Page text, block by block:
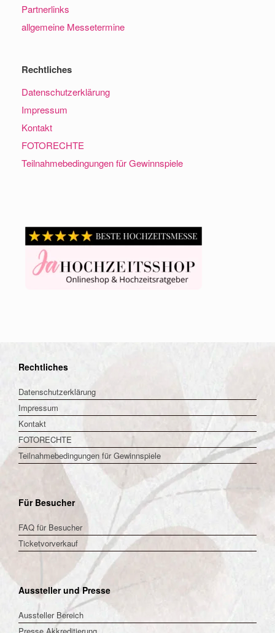
Partnerlinks
allgemeine Messetermine
Rechtliches
Datenschutzerklärung
Impressum
Kontakt
FOTORECHTE
Teilnahmebedingungen für Gewinnspiele
Rechtliches
Datenschutzerklärung
Impressum
Kontakt
FOTORECHTE
Teilnahmebedingungen für Gewinnspiele
Für Besucher
FAQ für Besucher
Ticketvorverkauf
Aussteller und Presse
Aussteller Bereich